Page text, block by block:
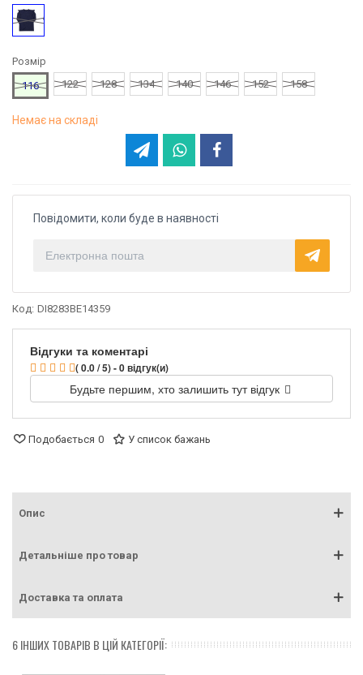
Синій
Розмір
116
122 128 134 140 146 152 158
Немає на складі
Повідомити, коли буде в наявності
Код: DI8283BE14359
Відгуки та коментарі
( 0.0 / 5) - 0 відгук(и)
Будьте першим, хто залишить тут відгук
Подобається 0 У список бажань
Опис
Детальніше про товар
Доставка та оплата
6 ІНШИХ ТОВАРІВ В ЦІЙ КАТЕГОРІЇ: